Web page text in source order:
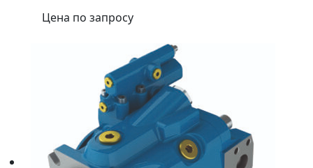
Цена по запросу